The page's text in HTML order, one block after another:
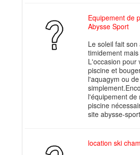
Equipement de
Abysse Sport
Le soleil fait son
timidement
L'occasion pour
piscine et
l'aquagym ou
l'équipement de
piscine
site abysse-
location ski